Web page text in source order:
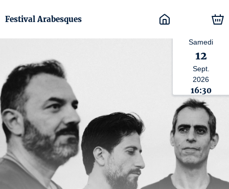
Festival Arabesques
Samedi
12
Sept.
2026
16:30